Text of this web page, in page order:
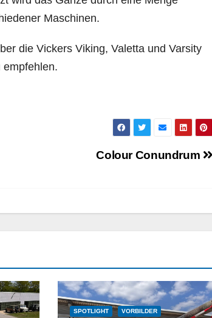
Maschinen.
die Vickers Viking, Valetta und Varsity
empfehlen.
Colour Conundrum
SPOTLIGHT VORBILDER